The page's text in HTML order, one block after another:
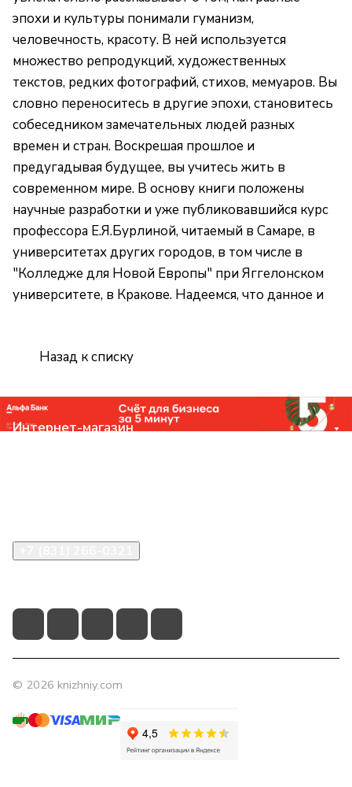
эпохи и культуры понимали гуманизм,
человечность, красоту. В ней используется
множество репродукций, художественных
текстов, редких фотографий, стихов, мемуаров. Вы
словно переноситесь в другие эпохи, становитесь
собеседником замечательных людей разных
времен и стран. Воскрешая прошлое и
предугадывая будущее, вы учитесь жить в
современном мире. В основу книги положены
научные разработки и уже публиковавшийся курс
профессора Е.Я.Бурлиной, читаемый в Самаре, в
университетах других городов, в том числе в
"Колледже для Новой Европы" при Яггелонском
университете, в Кракове. Надеемся, что данное и
Назад к списку
Интернет-магазин
© 2026 knizhniy.com